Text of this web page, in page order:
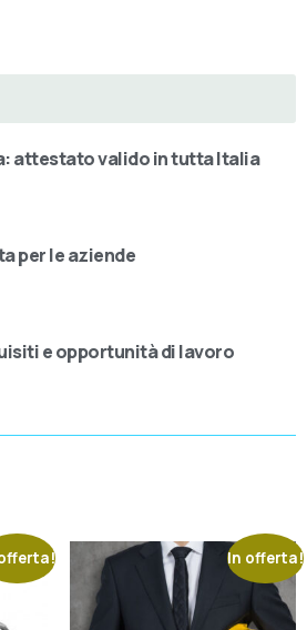
attestato valido in tutta Italia
per le aziende
e opportunità di lavoro
In offerta!